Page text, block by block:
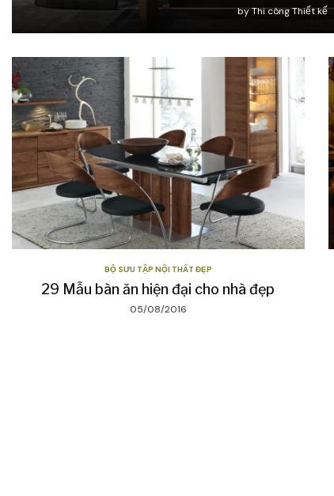
byThi công Thiết kế
BỘ SƯU TẬP NỘI THẤT ĐẸP
29 Mẫu bàn ăn hiện đại cho nhà đẹp
05/08/2016